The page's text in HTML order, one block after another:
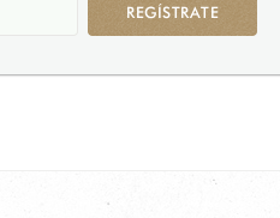
REGÍSTRATE